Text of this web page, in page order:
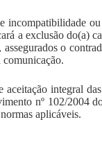
incompatibilidade
a exclusão do(a)
o
comunicação.
integral
nº 102/2004
aplicáveis.